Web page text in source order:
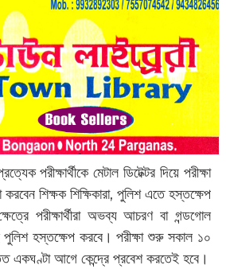
পরীক্ষার্থীকে মেটাল ডিটেক্টর দিয়ে পরীক্ষা
শিক্ষক শিক্ষিকারা, পুলিশ এতে হস্তক্ষেপ
পরীক্ষার্থীরা অভব্য আচরণ বা গন্ডগোল
পুলিশ হস্তক্ষেপ করবে। পরীক্ষা শুরু সকাল ১০
একঘণ্টা আগে কেন্দ্রে প্রবেশ করতেই হবে।‌